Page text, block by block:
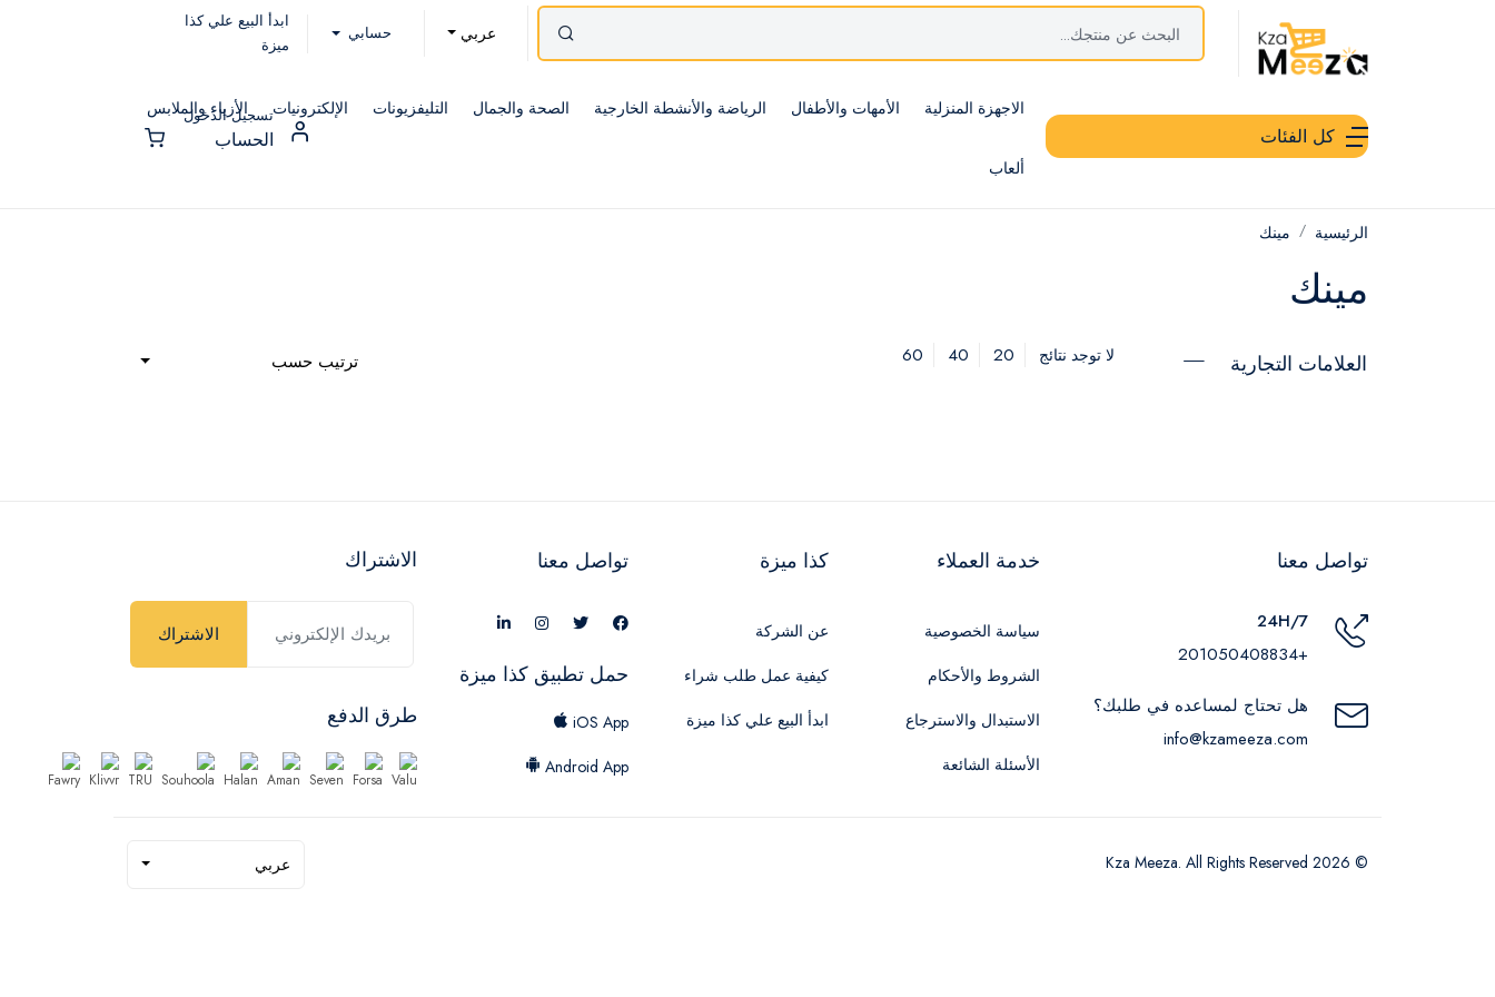
عربي حسابي
ابدأ البيع علي كذا
ميزة
كل الفئات
الاجهزة المنزلية الأمهات والأطفال الرياضة والأنشطة الخارجية الصحة والجمال التليفزيونات الإلكترونيات الأزياء والملابس
ألعاب
تسجيل الدخول
الحساب
الرئيسية مينك
مينك
العلامات التجارية لا توجد نتائج 20
40
60 ترتيب حسب
تواصل معنا
24H/7
+201050408834
هل تحتاج لمساعده في طلبك؟
info@kzameeza.com
خدمة العملاء
سياسة الخصوصية
الشروط والأحكام
الاستبدال والاسترجاع
الأسئلة الشائعة
كذا ميزة
عن الشركة
كيفية عمل طلب شراء
ابدأ البيع علي كذا ميزة
تواصل معنا
حمل تطبيق كذا ميزة
iOS App
Android App
الاشتراك
الاشتراك
طرق الدفع
© 2026 Kza Meeza. All Rights Reserved عربي